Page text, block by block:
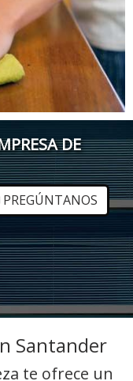
DE
PREGÚNTANOS
Santander
te ofrece un